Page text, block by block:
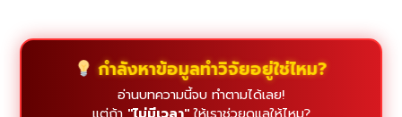
กำลังหาข้อมูลทำวิจัยอยู่ใช่ไหม?
อ่านบทความนี้จบ ทำตามได้เลย!